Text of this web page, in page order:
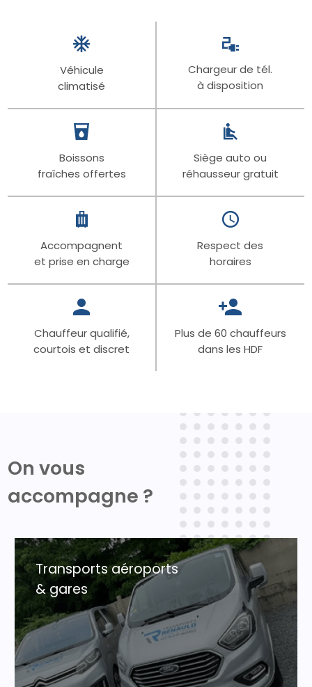
Véhicule
climatisé
Chargeur de tél.
à disposition
Boissons
fraîches offertes
Siège auto ou
réhausseur gratuit
Accompagnent
et prise en charge
Respect des
horaires
Chauffeur qualifié,
courtois et discret
Plus de 60 chauffeurs
dans les HDF
On vous
accompagne ?
Transports aéroports
& gares